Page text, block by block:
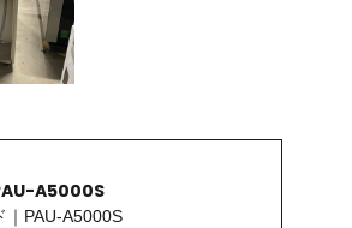
A5000S
｜PAU-A5000S